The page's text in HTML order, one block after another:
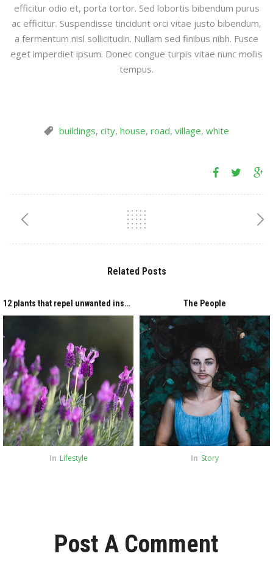
efficitur odio et, porta tortor. Sed lobortis bibendum purus
ac efficitur. Suspendisse tincidunt orci vitae justo bibendum,
a fermentum nisl sollicitudin. Nullam sed finibus nibh. Fusce
eget imperdiet ipsum. Donec congue turpis vitae nunc mollis
tempus.
buildings, city, house, road, village, white
Related Posts
12 plants that repel unwanted insects
In Lifestyle
The People
In Story
Post A Comment